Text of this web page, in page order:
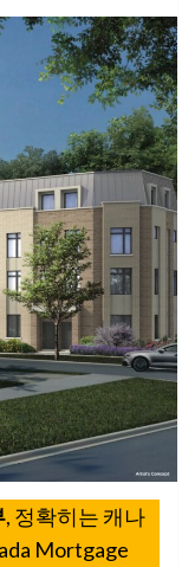
, 정확히는 캐나
Mortgage